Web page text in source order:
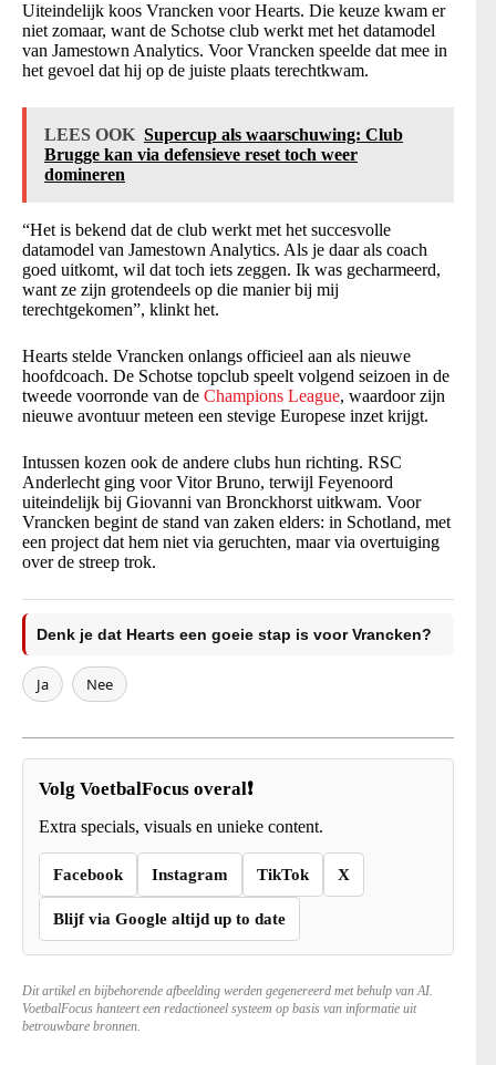
Uiteindelijk koos Vrancken voor Hearts. Die keuze kwam er
niet zomaar, want de Schotse club werkt met het datamodel
van Jamestown Analytics. Voor Vrancken speelde dat mee in
het gevoel dat hij op de juiste plaats terechtkwam.
LEES OOK Supercup als waarschuwing: Club
Brugge kan via defensieve reset toch weer
domineren
“Het is bekend dat de club werkt met het succesvolle
datamodel van Jamestown Analytics. Als je daar als coach
goed uitkomt, wil dat toch iets zeggen. Ik was gecharmeerd,
want ze zijn grotendeels op die manier bij mij
terechtgekomen”, klinkt het.
Hearts stelde Vrancken onlangs officieel aan als nieuwe
hoofdcoach. De Schotse topclub speelt volgend seizoen in de
tweede voorronde van de Champions League, waardoor zijn
nieuwe avontuur meteen een stevige Europese inzet krijgt.
Intussen kozen ook de andere clubs hun richting. RSC
Anderlecht ging voor Vitor Bruno, terwijl Feyenoord
uiteindelijk bij Giovanni van Bronckhorst uitkwam. Voor
Vrancken begint de stand van zaken elders: in Schotland, met
een project dat hem niet via geruchten, maar via overtuiging
over de streep trok.
Denk je dat Hearts een goeie stap is voor Vrancken?
Ja Nee
Volg VoetbalFocus overal❗
Extra specials, visuals en unieke content.
Facebook Instagram TikTok X
Blijf via Google altijd up to date
Dit artikel en bijbehorende afbeelding werden gegenereerd met behulp van AI.
VoetbalFocus hanteert een redactioneel systeem op basis van informatie uit
betrouwbare bronnen.